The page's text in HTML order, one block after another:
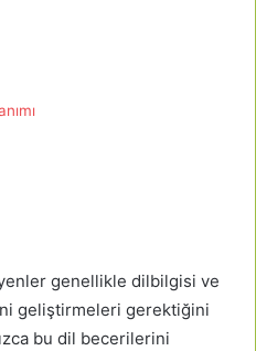
genellikle dilbilgisi ve
geliştirmeleri gerektiğini
bu dil becerilerini